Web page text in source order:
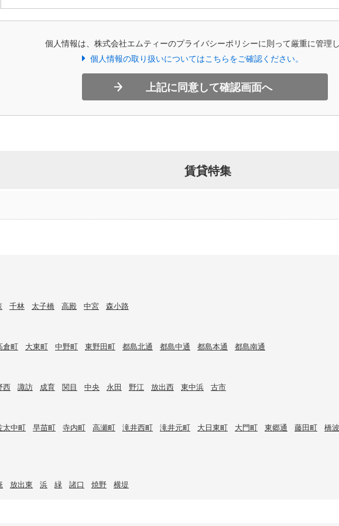
個人情報は、株式会社エムティーのプライバシーポリシーに則って厳重に管理
個人情報の取り扱いについてはこちらをご確認ください。
上記に同意して確認画面へ
賃貸特集
千林 太子橋 高殿 中宮 森小路
倉町 大東町 中野町 東野田町 都島北通 都島中通 都島本通 都島南通
西 諏訪 成育 関目 中央 永田 野江 放出西 東中浜 古市
太中町 早苗町 寺内町 高瀬町 滝井西町 滝井元町 大日東町 大門町 東郷通 藤田町
橋
放出東 浜 緑 諸口 焼野 横堤